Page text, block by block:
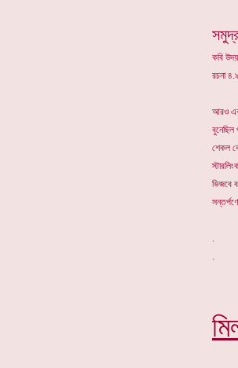
কবি
রচনা
আরও
বুনেছিল
শেকল
ভিজবে
.